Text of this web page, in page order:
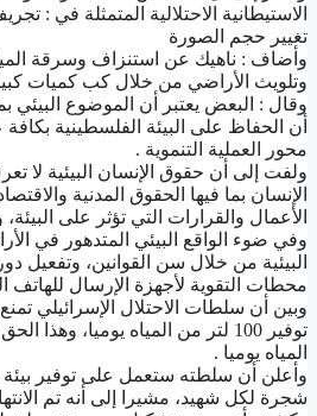
ﺍﻻﺳﺘﻴﻄﺎﻧﻴﺔ ﺍﻻﺣﺘﻼﻟﻴﺔ ﺍﻟﻤﺘﻤﺜﻠﺔ ﻓﻲ :
تغيير حجم الصورة
ﻭﺃﺿﺎﻑ : ﻧﺎﻫﻴﻚ ﻋﻦ ﺍﺳﺘﻨﺰﺍﻑ ﻭﺳﺮﻗﺔ
ﻭﺗﻠﻮﻳﺚ ﺍﻷﺭﺍﺿﻲ ﻣﻦ ﺧﻼﻝ ﻛﺐ ﻛﻤﻴﺎﺕ ﻛﺒﻴﺮﺓ
ﻭﻗﺎﻝ : ﺍﻟﺒﻌﺾ ﻳﻌﺘﺒﺮ ﺃﻥ ﺍﻟﻤﻮﺿﻮﻉ
ﺃﻥ ﺍﻟﺤﻔﺎﻅ ﻋﻠﻰ ﺍﻟﺒﻴﺌﺔ ﺍﻟﻔﻠﺴﻄﻴﻨﻴﺔ
ﻣﺤﻮﺭ ﺍﻟﻌﻤﻠﻴﺔ ﺍﻟﺘﻨﻤﻮﻳﺔ .
ﻭﻟﻔﺖ ﺇﻟﻰ ﺃﻥ ﺣﻘﻮﻕ ﺍﻹﻧﺴﺎﻥ ﺍﻟﺒﻴﺌﻴﺔ ﻻ
ﺍﻹﻧﺴﺎﻥ ﺑﻤﺎ ﻓﻴﻬﺎ ﺍﻟﺤﻘﻮﻕ ﺍﻟﻤﺪﻧﻴﺔ
ﺍﻷﻋﻤﺎﻝ ﻭﺍﻟﻘﺮﺍﺭﺍﺕ ﺍﻟﺘﻲ ﺗﺆﺛﺮ ﻋﻠﻰ
ﻭﻓﻲ ﺿﻮﺀ ﺍﻟﻮﺍﻗﻊ ﺍﻟﺒﻴﺌﻲ ﺍﻟﻤﺘﺪﻫﻮﺭ ﻓﻲ
ﺍﻟﺒﻴﺌﻴﺔ ﻣﻦ ﺧﻼﻝ ﺳﻦ ﺍﻟﻘﻮﺍﻧﻴﻦ، ﻭﺗﻔﻌﻴﻞ
ﻣﺤﻄﺎﺕ ﺍﻟﺘﻘﻮﻳﺔ ﻷﺟﻬﺰﺓ ﺍﻹﺭﺳﺎﻝ ﻟﻠﻬﺎﺗﻒ
ﻭﺑﻴﻦ ﺃﻥ ﺳﻠﻄﺎﺕ ﺍﻻﺣﺘﻼﻝ ﺍﻹﺳﺮﺍﺋﻴﻠﻲ
ﺍﻟﻤﻴﺎﻩ ﻳﻮﻣﻴﺎ .
ﻭﺃﻋﻠﻦ ﺃﻥ ﺳﻠﻄﺘﻪ ﺳﺘﻌﻤﻞ ﻋﻠﻰ ﺗﻮﻓﻴﺮ
ﺷﺠﺮﺓ ﻟﻜﻞ ﺷﻬﻴﺪ، ﻣﺸﻴﺮﺍ ﺇﻟﻰ ﺃﻧﻪ ﺗﻢ